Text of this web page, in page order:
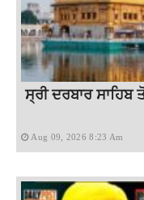
ਸ੍ਰੀ ਦਰਬਾਰ ਸਾਹਿਬ
Aug 09, 2026 8:23 Am